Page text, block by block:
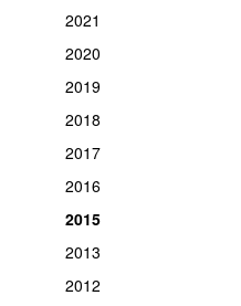
2021
2020
2019
2018
2017
2016
2015
2013
2012